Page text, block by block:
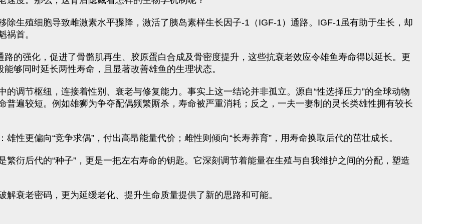
除生殖细胞导致雌激素水平骤降，激活了胰岛素样生长因子-1（IGF-1）通路。IGF-1虽有助于生长，却
祸首。
的强化，促进了骨骼肌再生、胶原蛋白合成及骨密度提升，这些抗衰老效应令雄鱼寿命得以延长。更
够同时延长两性寿命，且显著改善雄鱼的生理状态。
调节枢纽，连接着性别、衰老与修复能力。事实上这一结论并非孤立。源自“性选择压力”的全球动物
普遍较短。例如雄狮为争夺配偶频繁厮杀，寿命被严重消耗；反之，一夫一妻制的灵长类雄性拥有较长
性更偏向“竞争求偶”，付出高昂能量代价；雌性则倾向“长寿养育”，用寿命换取后代的茁壮成长。
衍后代的“种子”，更是一把左右寿命的钥匙。它深刻调节着能量在生殖与自我维护之间的分配，塑造
衰老密码，更为延缓老化、提升生命质量提供了新的思路和可能。